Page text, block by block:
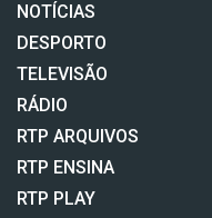
NOTÍCIAS
DESPORTO
TELEVISÃO
RÁDIO
RTP ARQUIVOS
RTP ENSINA
RTP PLAY